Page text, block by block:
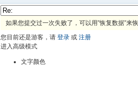
如果您提交过一次失败了，可以用”恢复数据”来
您目前还是游客，请 登录 或 注册
进入高级模式
文字颜色